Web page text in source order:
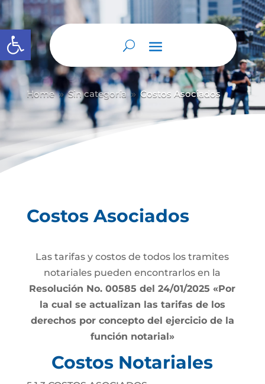
Abrir barra de herramientas
Home 9 Sin categoría 9 Costos Asociados
Costos Asociados
Las tarifas y costos de todos los tramites
notariales pueden encontrarlos en la
Resolución No. 00585 del 24/01/2025 «Por
la cual se actualizan las tarifas de los
derechos por concepto del ejercicio de la
función notarial»
Costos Notariales